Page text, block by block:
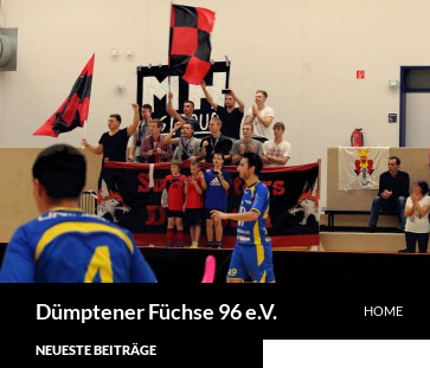
Dümptener Füchse 96 e.V.
HOME
NEUESTE BEITRÄGE